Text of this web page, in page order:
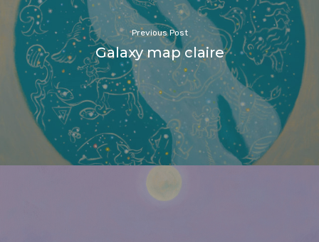
Previous Post
Galaxy map claire